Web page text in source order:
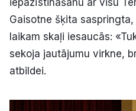
iepazīstināšanu ar visu
Gaisotne šķita
laikam skaļi iesaucās:
sekoja jautājumu virkne,
atbildei.